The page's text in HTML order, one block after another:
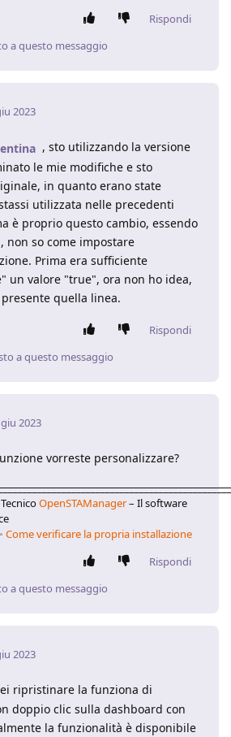
Rispondi
a questo messaggio
2023
, sto utilizzando la versione
le mie modifiche e sto
in quanto erano state
utilizzata nelle precedenti
è proprio questo cambio, essendo
non so come impostare
Prima era sufficiente
un valore "true", ora non ho idea,
quella linea.
Rispondi
a questo messaggio
2023
vorreste personalizzare?
OpenSTAManager– Il software
Come verificare la propria installazione
Rispondi
a questo messaggio
2023
ripristinare la funziona di
doppio clic sulla dashboard con
la funzionalità è disponibile